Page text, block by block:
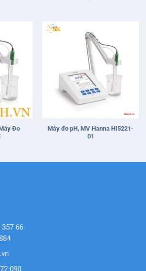
Đo
Máy đo pH, MV Hanna HI5221-
01
66